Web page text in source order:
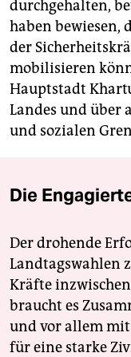
durchgehalten,
haben bewiesen,
der
mobilisieren
Hauptstadt
Landes und über
und sozialen
Die
Der drohende
Landtagswahlen
Kräfte
braucht es
und vor allem mit
für eine starke